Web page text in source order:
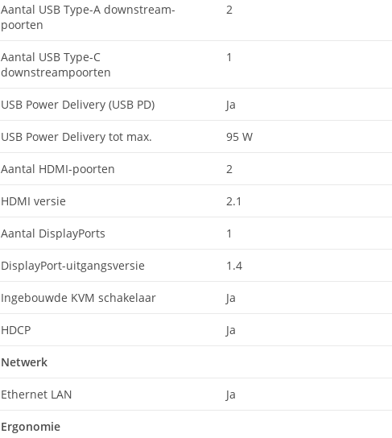
Aantal USB Type-A downstream-
poorten
2
Aantal USB Type-C
downstreampoorten
1
USB Power Delivery (USB PD) Ja
USB Power Delivery tot max. 95 W
Aantal HDMI-poorten 2
HDMI versie 2.1
Aantal DisplayPorts 1
DisplayPort-uitgangsversie 1.4
Ingebouwde KVM schakelaar Ja
HDCP Ja
Netwerk
Ethernet LAN Ja
Ergonomie